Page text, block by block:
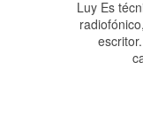
Luy Es